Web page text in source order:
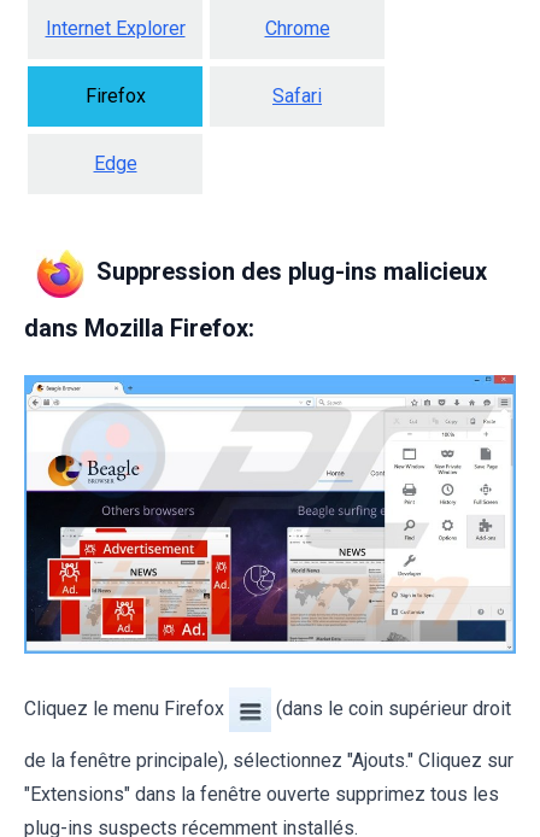
Internet Explorer Chrome
Firefox Safari
Edge
Suppression des plug-ins malicieux
dans Mozilla Firefox:
Cliquez le menu Firefox (dans le coin supérieur droit
de la fenêtre principale), sélectionnez "Ajouts." Cliquez sur
"Extensions" dans la fenêtre ouverte supprimez tous les
plug-ins suspects récemment installés.